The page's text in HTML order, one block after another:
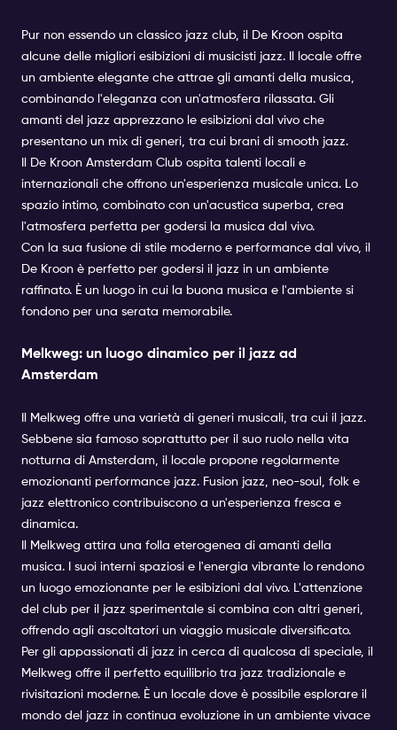
Pur non essendo un classico jazz club, il De Kroon ospita
alcune delle migliori esibizioni di musicisti jazz. Il locale offre
un ambiente elegante che attrae gli amanti della musica,
combinando l'eleganza con un'atmosfera rilassata. Gli
amanti del jazz apprezzano le esibizioni dal vivo che
presentano un mix di generi, tra cui brani di smooth jazz.
Il De Kroon Amsterdam Club ospita talenti locali e
internazionali che offrono un'esperienza musicale unica. Lo
spazio intimo, combinato con un'acustica superba, crea
l'atmosfera perfetta per godersi la musica dal vivo.
Con la sua fusione di stile moderno e performance dal vivo, il
De Kroon è perfetto per godersi il jazz in un ambiente
raffinato. È un luogo in cui la buona musica e l'ambiente si
fondono per una serata memorabile.
Melkweg: un luogo dinamico per il jazz ad
Amsterdam
Il Melkweg offre una varietà di generi musicali, tra cui il jazz.
Sebbene sia famoso soprattutto per il suo ruolo nella vita
notturna di Amsterdam, il locale propone regolarmente
emozionanti performance jazz. Fusion jazz, neo-soul, folk e
jazz elettronico contribuiscono a un'esperienza fresca e
dinamica.
Il Melkweg attira una folla eterogenea di amanti della
musica. I suoi interni spaziosi e l'energia vibrante lo rendono
un luogo emozionante per le esibizioni dal vivo. L'attenzione
del club per il jazz sperimentale si combina con altri generi,
offrendo agli ascoltatori un viaggio musicale diversificato.
Per gli appassionati di jazz in cerca di qualcosa di speciale, il
Melkweg offre il perfetto equilibrio tra jazz tradizionale e
rivisitazioni moderne. È un locale dove è possibile esplorare il
mondo del jazz in continua evoluzione in un ambiente vivace